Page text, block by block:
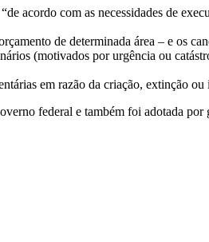
acordo com as necessidades de
de determinada área – e os
(motivados por urgência ou
em razão da criação, extinção
federal e também foi adotada